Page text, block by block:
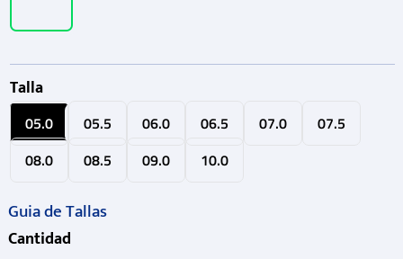
Talla
05.0 05.5 06.0 06.5 07.0
07.5
08.0
08.5 09.0 10.0
Guia de Tallas
Cantidad